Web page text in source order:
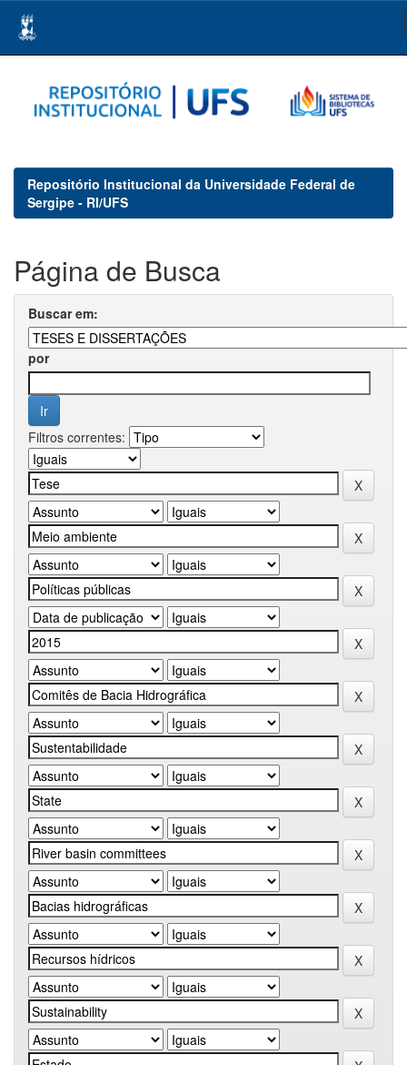
navigation
Repositório Institucional da Universidade Federal de
Sergipe - RI/UFS
Página de Busca
Buscar em:
por
Filtros correntes: